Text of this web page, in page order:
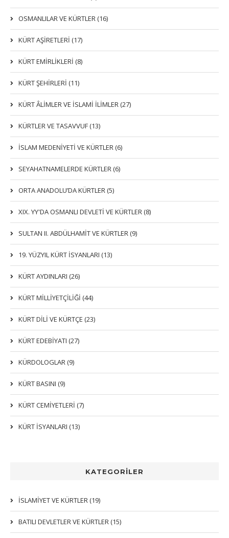
KATEGORİLER
İSLAMIYET VE KÜRTLER (19)
BATILI DEVLETLER VE KÜRTLER (15)
OSMANLILAR VE KÜRTLER (16)
KÜRT AŞİRETLERİ (17)
KÜRT EMİRLİKLERİ (8)
KÜRT ŞEHİRLERİ (11)
KÜRT ÂLİMLER VE İSLAMİ İLİMLER (27)
KÜRTLER VE TASAVVUF (13)
İSLAM MEDENİYETİ VE KÜRTLER (6)
SEYAHATNAMELERDE KÜRTLER (6)
ORTA ANADOLU’DA KÜRTLER (5)
XIX. YY'DA OSMANLI DEVLETI VE KÜRTLER (8)
SULTAN II. ABDÜLHAMİT VE KÜRTLER (9)
19. YÜZYIL KÜRT İSYANLARI (13)
KÜRT AYDINLARI (26)
KÜRT MİLLİYETÇİLİĞİ (44)
KÜRT DİLİ VE KÜRTÇE (23)
KÜRT EDEBİYATI (27)
KÜRDOLOGLAR (9)
KÜRT BASINI (9)
KÜRT CEMİYETLERİ (7)
KÜRT İSYANLARI (13)